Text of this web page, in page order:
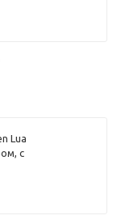
Lua
с